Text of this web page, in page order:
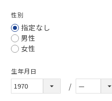
性別
指定なし
男性
女性
生年月日